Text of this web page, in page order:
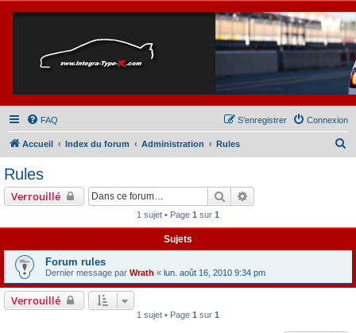
FAQ Connexion
S’enregistrer
Accueil Index du forum Administration Rules
Rules
Verrouillé Rechercher
1 sujet • Page 1 sur 1
Sujets
Forum rules
Dernier message par Wrath « lun. août 16, 2010 9:34 pm
Verrouillé
1 sujet • Page 1 sur 1